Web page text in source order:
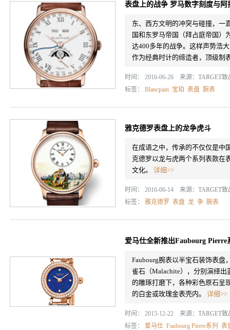
表盘上的战争 罗马数字刻度与阿
东、西方文明的冲突与碰撞，一
国和东罗马帝国（拜占庭帝国）
达400多年的战争。这样声势浩
作为经典时计的缔造者，顶级制
时间： 2016-06-26 来源： TARGET致
标签： Blancpain 宝珀 表盘 腕表
雅克德罗表盘上的龙争虎斗
在成语之中，传承的不仅仅是中
克德罗以龙与虎两个系列表款在
文化。 详细>>
时间： 2016-06-14 来源： TARGET致
标签： 雅克德罗 表盘 龙 争 腕表
爱马仕全新推出Faubourg Pierre
Faubourg腕表以半宝石装饰表盘
雀石（Malachite），分别演绎
的雕琢打磨下，各种彩色原石呈
的白金或玫瑰金表壳内。 详细>>
时间： 2015-12-22 来源： TARGET致
标签： 爱马仕 Faubourg Pierre系列 表